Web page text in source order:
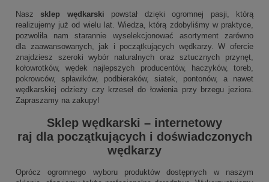
Naszsklep wędkarski powstał dzięki ogromnej pasji, którą
realizujemy już od wielu lat. Wiedza, którą zdobyliśmy w praktyce,
pozwoliła nam starannie wyselekcjonować asortyment zarówno
dla zaawansowanych, jak i początkujących wędkarzy. W ofercie
znajdziesz szeroki wybór naturalnych oraz sztucznych przynęt,
kołowrotków, wędek najlepszych producentów, haczyków, toreb,
pokrowców, spławików, podbieraków, siatek, pontonów, a nawet
wędkarskiej odzieży czy krzeseł do łowienia przy brzegu jeziora.
Zapraszamy na zakupy!
Sklep wędkarski – internetowy
raj dla początkujących i doświadczonych
wędkarzy
Oprócz ogromnego wyboru produktów dostępnych w naszym